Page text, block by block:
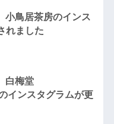
鳥居茶房のインス
れました
白梅堂
インスタグラムが更